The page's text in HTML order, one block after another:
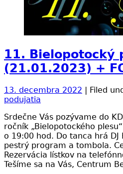
11. Bielopotocký
(21.01.2023) +
13. decembra 2022 | Filed
podujatia
Srdečne Vás pozývame do
ročník „Bielopotockého
o 19:00 hod. Do tanca hrá
pestrý program a tombola.
Rezervácia lístkov na
Tešíme sa na Vás, Centrum